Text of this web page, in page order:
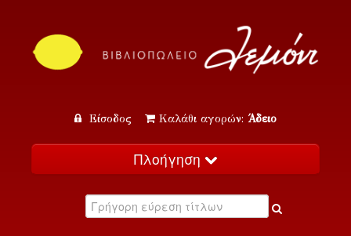
Είσοδος Καλάθι αγορών: Άδειο
Πλοήγηση
Κατάλογος